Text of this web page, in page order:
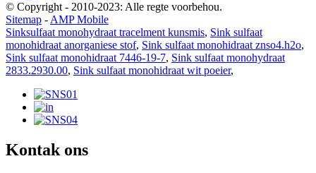
© Copyright - 2010-2023: Alle regte voorbehou.
Sitemap -AMP Mobile
Sinksulfaat monohydraat tracelment kunsmis, Sink sulfaat
monohidraat anorganiese stof, Sink sulfaat monohidraat znso4.h2o,
Sink sulfaat monohidraat 7446-19-7, Sink sulfaat monohydraat
2833.2930.00, Sink sulfaat monohidraat wit poeier,
Kontak ons